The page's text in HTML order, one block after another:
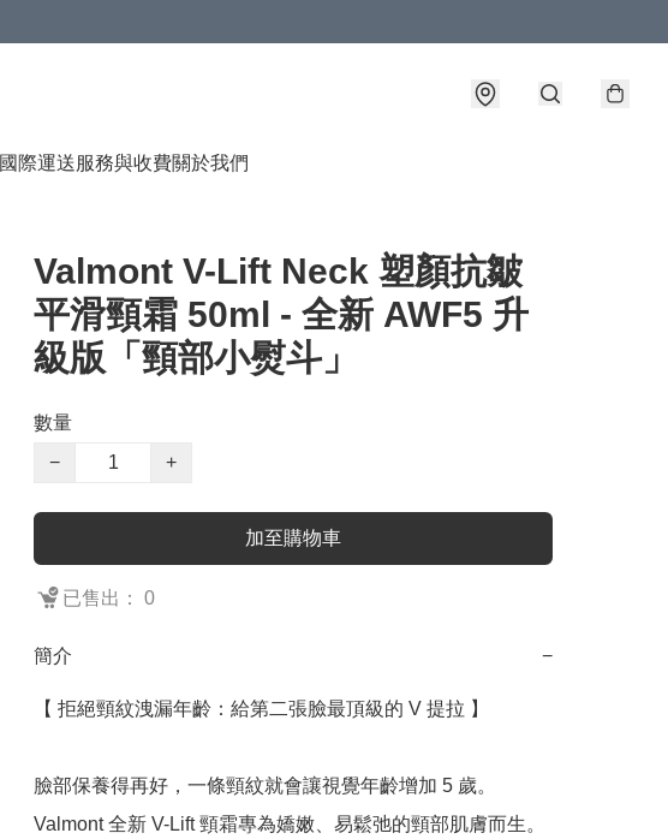
國際運送服務與收費關於我們
Valmont V-Lift Neck 塑顏抗皺
平滑頸霜 50ml - 全新 AWF5 升
級版「頸部小熨斗」
數量
−
+
加至購物車
已售出： 0
簡介 −
【 拒絕頸紋洩漏年齡：給第二張臉最頂級的 V 提拉 】
臉部保養得再好，一條頸紋就會讓視覺年齡增加 5 歲。
Valmont 全新 V-Lift 頸霜專為嬌嫩、易鬆弛的頸部肌膚而生。